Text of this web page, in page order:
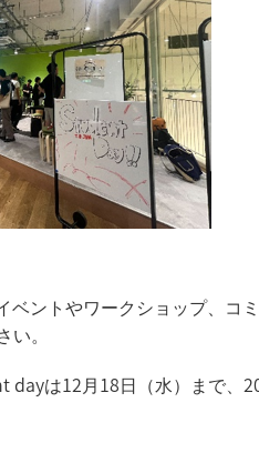
ベントやワークショップ、コ
い。
dayは12月18日（水）まで、